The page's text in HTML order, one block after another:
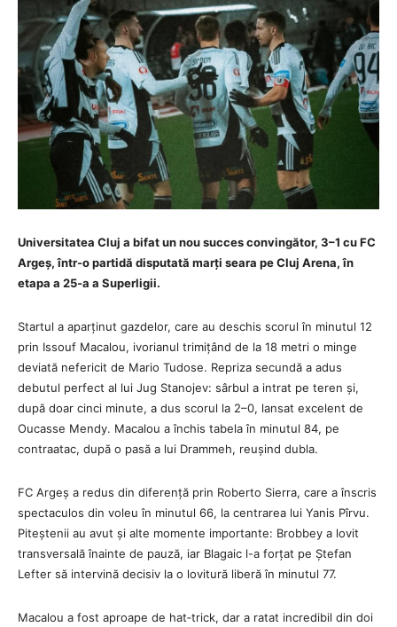
Universitatea Cluj a bifat un nou succes convingător, 3–1 cu FC
Argeș, într-o partidă disputată marți seara pe Cluj Arena, în
etapa a 25‑a a Superligii.
Startul a aparținut gazdelor, care au deschis scorul în minutul 12
prin Issouf Macalou, ivorianul trimițând de la 18 metri o minge
deviată nefericit de Mario Tudose. Repriza secundă a adus
debutul perfect al lui Jug Stanojev: sârbul a intrat pe teren și,
după doar cinci minute, a dus scorul la 2–0, lansat excelent de
Oucasse Mendy. Macalou a închis tabela în minutul 84, pe
contraatac, după o pasă a lui Drammeh, reușind dubla.
FC Argeș a redus din diferență prin Roberto Sierra, care a înscris
spectaculos din voleu în minutul 66, la centrarea lui Yanis Pîrvu.
Piteștenii au avut și alte momente importante: Brobbey a lovit
transversală înainte de pauză, iar Blagaic l-a forțat pe Ștefan
Lefter să intervină decisiv la o lovitură liberă în minutul 77.
Macalou a fost aproape de hat‑trick, dar a ratat incredibil din doi